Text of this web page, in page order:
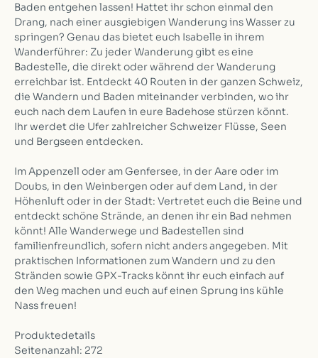
Baden entgehen lassen! Hattet ihr schon einmal den
Drang, nach einer ausgiebigen Wanderung ins Wasser zu
springen? Genau das bietet euch Isabelle in ihrem
Wanderführer: Zu jeder Wanderung gibt es eine
Badestelle, die direkt oder während der Wanderung
erreichbar ist. Entdeckt 40 Routen in der ganzen Schweiz,
die Wandern und Baden miteinander verbinden, wo ihr
euch nach dem Laufen in eure Badehose stürzen könnt.
Ihr werdet die Ufer zahlreicher Schweizer Flüsse, Seen
und Bergseen entdecken.
Im Appenzell oder am Genfersee, in der Aare oder im
Doubs, in den Weinbergen oder auf dem Land, in der
Höhenluft oder in der Stadt: Vertretet euch die Beine und
entdeckt schöne Strände, an denen ihr ein Bad nehmen
könnt! Alle Wanderwege und Badestellen sind
familienfreundlich, sofern nicht anders angegeben. Mit
praktischen Informationen zum Wandern und zu den
Stränden sowie GPX-Tracks könnt ihr euch einfach auf
den Weg machen und euch auf einen Sprung ins kühle
Nass freuen!
Produktedetails
Seitenanzahl: 272